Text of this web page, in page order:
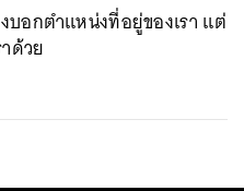
อกตำแหน่งที่อยู่ของเรา แต่
ด้วย